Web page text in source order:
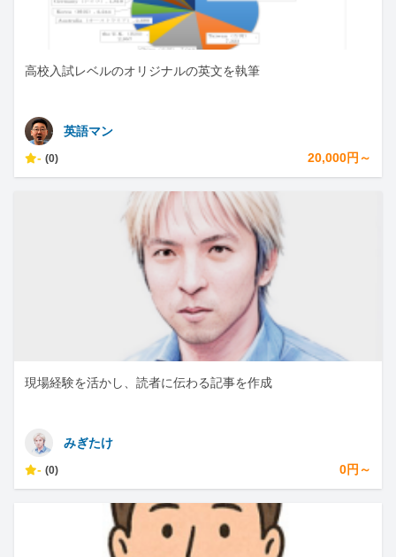
高校入試レベルのオリジナルの英文を執筆
英語マン
- (0) 20,000円～
現場経験を活かし、読者に伝わる記事を作成
みぎたけ
- (0) 0円～